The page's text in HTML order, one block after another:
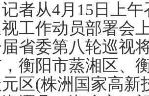
从4月15日上午
工作动员部署会
省委第八轮巡视
衡阳市蒸湘区、
区(株洲国家高新